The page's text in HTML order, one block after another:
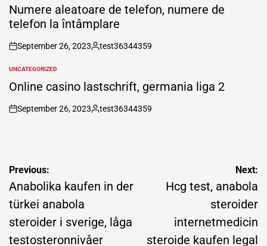
INNumere aleatoare de telefon, numere de
telefon la întâmplare
on
September 26, 2023
Posted
test36344359
POSTED
IN
UNCATEGORIZED
Online casino lastschrift, germania liga 2
on
September 26, 2023
Posted
test36344359
Post
navigation
Previous:
Anabolika kaufen in der
türkei anabola
steroider i sverige, låga
testosteronnivåer
Next:
Hcg test, anabola
steroider
internetmedicin
steroide kaufen legal